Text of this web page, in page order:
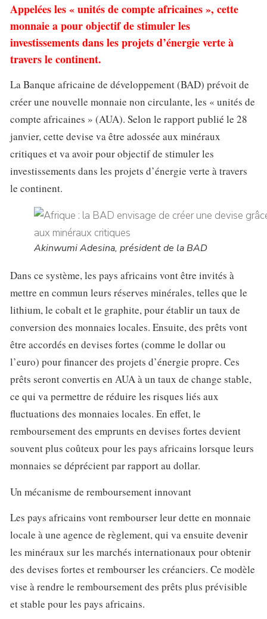
Appelées les « unités de compte africaines », cette
monnaie a pour objectif de stimuler les
investissements dans les projets d’énergie verte à
travers le continent.
La Banque africaine de développement (BAD) prévoit de
créer une nouvelle monnaie non circulante, les « unités de
compte africaines » (AUA). Selon le rapport publié le 28
janvier, cette devise va être adossée aux minéraux
critiques et va avoir pour objectif de stimuler les
investissements dans les projets d’énergie verte à travers
le continent.
Akinwumi Adesina, président de la BAD
Dans ce système, les pays africains vont être invités à
mettre en commun leurs réserves minérales, telles que le
lithium, le cobalt et le graphite, pour établir un taux de
conversion des monnaies locales. Ensuite, des prêts vont
être accordés en devises fortes (comme le dollar ou
l’euro) pour financer des projets d’énergie propre. Ces
prêts seront convertis en AUA à un taux de change stable,
ce qui va permettre de réduire les risques liés aux
fluctuations des monnaies locales. En effet, le
remboursement des emprunts en devises fortes devient
souvent plus coûteux pour les pays africains lorsque leurs
monnaies se déprécient par rapport au dollar.
Un mécanisme de remboursement innovant
Les pays africains vont rembourser leur dette en monnaie
locale à une agence de règlement, qui va ensuite devenir
les minéraux sur les marchés internationaux pour obtenir
des devises fortes et rembourser les créanciers. Ce modèle
vise à rendre le remboursement des prêts plus prévisible
et stable pour les pays africains.